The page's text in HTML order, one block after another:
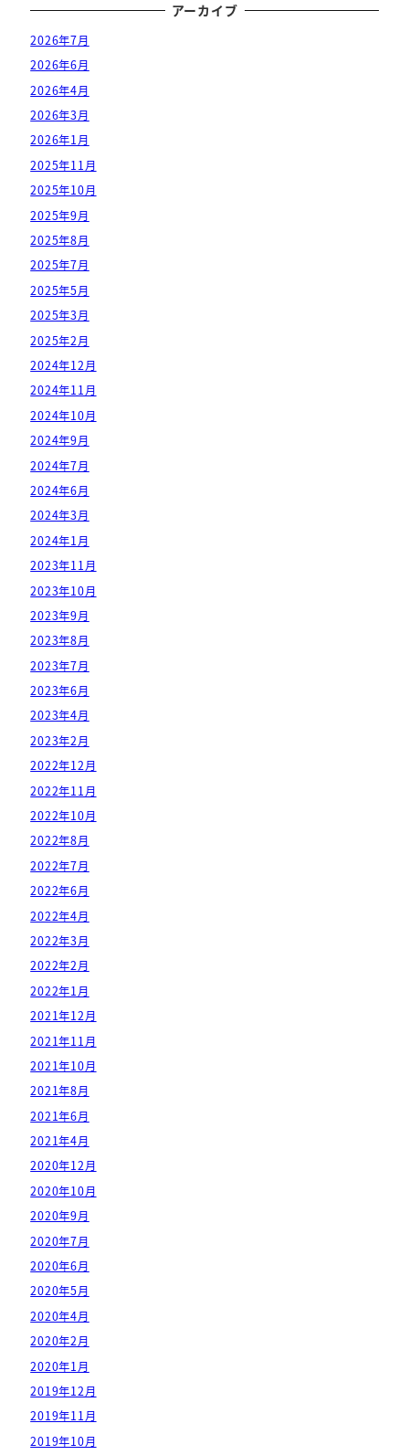
アーカイブ
2026年7月
2026年6月
2026年4月
2026年3月
2026年1月
2025年11月
2025年10月
2025年9月
2025年8月
2025年7月
2025年5月
2025年3月
2025年2月
2024年12月
2024年11月
2024年10月
2024年9月
2024年7月
2024年6月
2024年3月
2024年1月
2023年11月
2023年10月
2023年9月
2023年8月
2023年7月
2023年6月
2023年4月
2023年2月
2022年12月
2022年11月
2022年10月
2022年8月
2022年7月
2022年6月
2022年4月
2022年3月
2022年2月
2022年1月
2021年12月
2021年11月
2021年10月
2021年8月
2021年6月
2021年4月
2020年12月
2020年10月
2020年9月
2020年7月
2020年6月
2020年5月
2020年4月
2020年2月
2020年1月
2019年12月
2019年11月
2019年10月